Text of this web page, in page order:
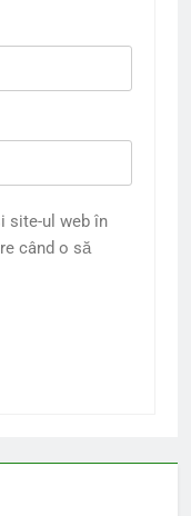
site-ul web în
când o să